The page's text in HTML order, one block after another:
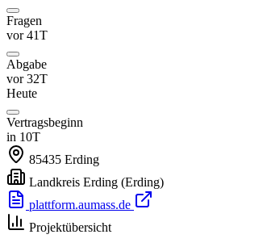
Fragen
vor 41T
Abgabe
vor 32T
Heute
Vertragsbeginn
in 10T
85435 Erding
Landkreis Erding (Erding)
plattform.aumass.de
Projektübersicht